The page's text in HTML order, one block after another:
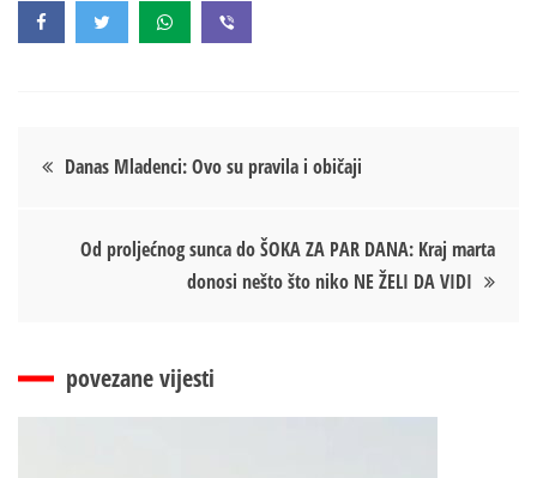
Кретање
Danas Mladenci: Ovo su pravila i običaji
Od proljećnog sunca do ŠOKA ZA PAR DANA: Kraj marta
donosi nešto što niko NE ŽELI DA VIDI
povezane vijesti